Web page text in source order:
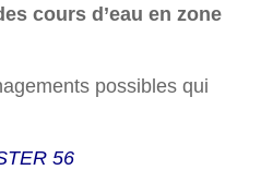
cours d’eau en zone
possibles qui
56